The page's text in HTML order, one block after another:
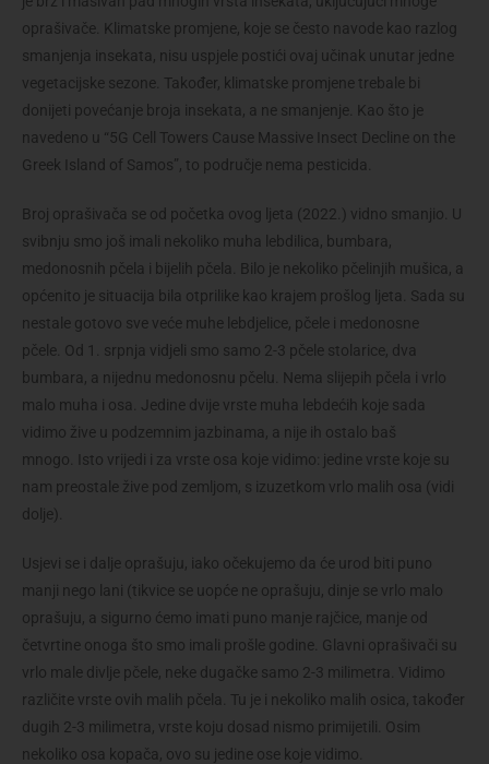
oprašivače. Klimatske promjene, koje se često navode kao razlog
smanjenja insekata, nisu uspjele postići ovaj učinak unutar jedne
vegetacijske sezone. Također, klimatske promjene trebale bi
donijeti povećanje broja insekata, a ne smanjenje. Kao što je
navedeno u “5G Cell Towers Cause Massive Insect Decline on the
Greek Island of Samos”, to područje nema pesticida.
Broj oprašivača se od početka ovog ljeta (2022.) vidno smanjio. U
svibnju smo još imali nekoliko muha lebdilica, bumbara,
medonosnih pčela i bijelih pčela. Bilo je nekoliko pčelinjih mušica, a
općenito je situacija bila otprilike kao krajem prošlog ljeta. Sada su
nestale gotovo sve veće muhe lebdjelice, pčele i medonosne
pčele. Od 1. srpnja vidjeli smo samo 2-3 pčele stolarice, dva
bumbara, a nijednu medonosnu pčelu. Nema slijepih pčela i vrlo
malo muha i osa. Jedine dvije vrste muha lebdećih koje sada
vidimo žive u podzemnim jazbinama, a nije ih ostalo baš
mnogo. Isto vrijedi i za vrste osa koje vidimo: jedine vrste koje su
nam preostale žive pod zemljom, s izuzetkom vrlo malih osa (vidi
dolje).
Usjevi se i dalje oprašuju, iako očekujemo da će urod biti puno
manji nego lani (tikvice se uopće ne oprašuju, dinje se vrlo malo
oprašuju, a sigurno ćemo imati puno manje rajčice, manje od
četvrtine onoga što smo imali prošle godine. Glavni oprašivači su
vrlo male divlje pčele, neke dugačke samo 2-3 milimetra. Vidimo
različite vrste ovih malih pčela. Tu je i nekoliko malih osica, također
dugih 2-3 milimetra, vrste koju dosad nismo primijetili. Osim
nekoliko osa kopača, ovo su jedine ose koje vidimo.